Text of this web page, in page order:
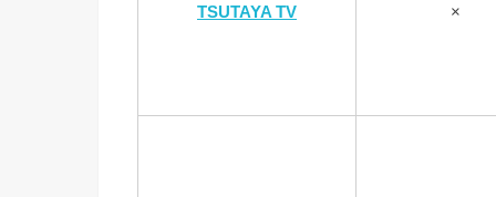
TSUTAYA TV ×